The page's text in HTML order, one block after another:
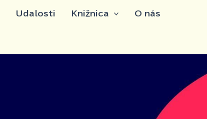
Udalosti Knižnica O nás